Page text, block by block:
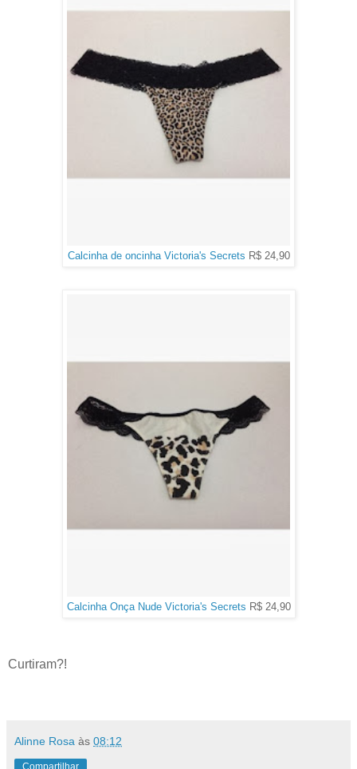
Calcinha de oncinha Victoria's Secrets R$ 24,90
Calcinha Onça Nude Victoria's Secrets R$ 24,90
Curtiram?!
Alinne Rosa às 08:12
Compartilhar